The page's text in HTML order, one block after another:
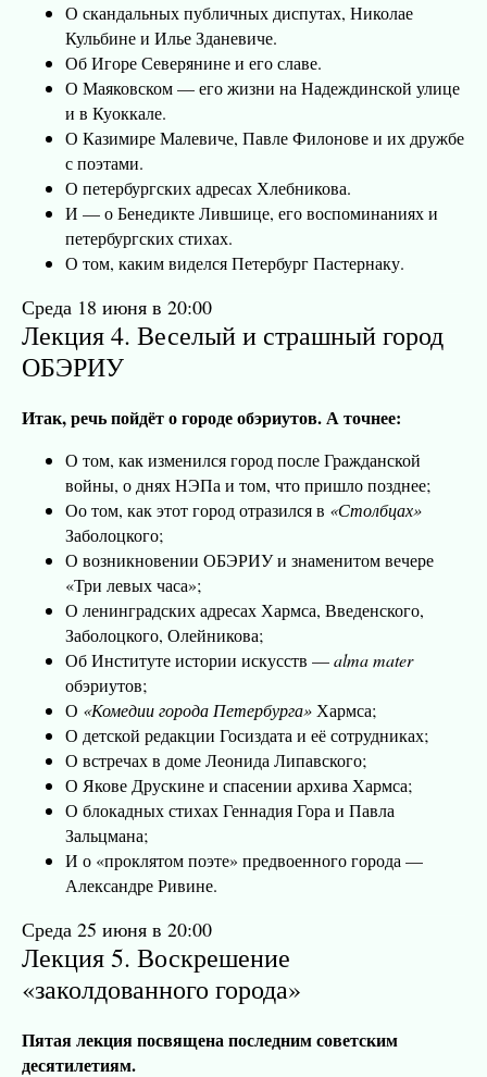
О скандальных публичных диспутах, Николае
Кульбине и Илье Зданевиче.
Об Игоре Северянине и его славе.
О Маяковском — его жизни на Надеждинской улице
и в Куоккале.
О Казимире Малевиче, Павле Филонове и их дружбе
с поэтами.
О петербургских адресах Хлебникова.
И — о Бенедикте Лившице, его воспоминаниях и
петербургских стихах.
О том, каким виделся Петербург Пастернаку.
Среда 18 июня в 20:00
Лекция 4. Веселый и страшный город
ОБЭРИУ
Итак, речь пойдёт о городе обэриутов. А точнее:
О том, как изменился город после Гражданской
войны, о днях НЭПа и том, что пришло позднее;
Оо том, как этот город отразился в «Столбцах»
Заболоцкого;
О возникновении ОБЭРИУ и знаменитом вечере
«Три левых часа»;
О ленинградских адресах Хармса, Введенского,
Заболоцкого, Олейникова;
Об Институте истории искусств —alma mater
обэриутов;
О «Комедии города Петербурга»Хармса;
О детской редакции Госиздата и её сотрудниках;
О встречах в доме Леонида Липавского;
О Якове Друскине и спасении архива Хармса;
О блокадных стихах Геннадия Гора и Павла
Зальцмана;
И о «проклятом поэте» предвоенного города —
Александре Ривине.
Среда 25 июня в 20:00
Лекция 5. Воскрешение
«заколдованного города»
Пятая лекция посвящена последним советским
десятилетиям.